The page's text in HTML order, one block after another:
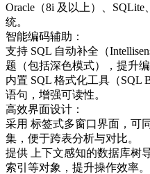
Oracle（8i 及以上）、
统。
智能编码辅助‌：
支持 ‌SQL 自动补全（
题（包括深色模式），提升
内置 ‌SQL 格式化工具（SQL
语句，增强可读性。
高效界面设计‌：
采用 ‌标签式多窗口界面‌，可
集，便于跨表分析与对比。
提供 ‌上下文感知的数据库树
索引等对象，提升操作效率。